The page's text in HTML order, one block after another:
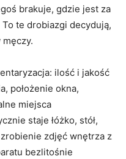
brakuje, gdzie jest za
te drobiazgi decydują,
męczy.
ilość i jakość
położenie okna,
miejsca
staje łóżko, stół,
zdjęć wnętrza z
bezlitośnie